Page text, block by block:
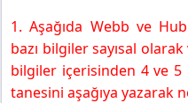
1. Aşağıda Webb ve
bazı bilgiler sayısal
bilgiler içerisinden 4 ve 5
tanesini aşağıya yazarak